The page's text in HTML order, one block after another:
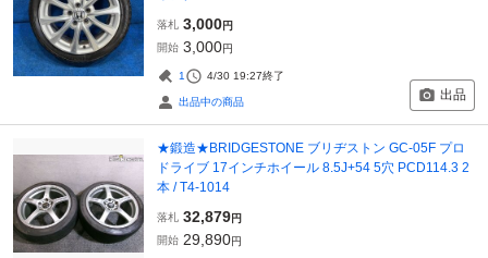
落札 3,000円
開始 3,000円
1 4/30 19:27終了
出品中の商品 出品
★鍛造★BRIDGESTONE ブリヂストン GC-05F プロ
ドライブ 17インチホイール 8.5J+54 5穴 PCD114.3 2
本 / T4-1014
落札 32,879円
開始 29,890円